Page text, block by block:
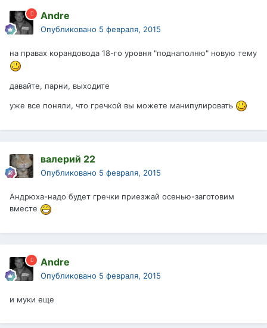
Andre
Опубликовано 5 февраля, 2015
на правах корандовода 18-го уровня "поднаполню" новую тему
давайте, парни, выходите
уже все поняли, что гречкой вы можете манипулировать
валерий 22
Опубликовано 5 февраля, 2015
Андрюха-надо будет гречки приезжай осенью-заготовим
вместе
Andre
Опубликовано 5 февраля, 2015
и муки еще